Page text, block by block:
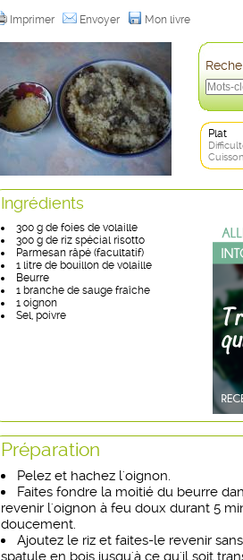
Imprimer Envoyer Mon livre
Plat
Ingrédients
300 g de foies de volaille
300 g de riz spécial risotto
Parmesan râpé (facultatif)
1 litre de bouillon de volaille
Beurre
1 branche de sauge fraîche
1 oignon
Sel, poivre
Préparation
Pelez et hachez l'oignon.
Faites fondre la moitié du beurre
revenir l'oignon à feu doux durant 5
doucement.
Ajoutez le riz et faites-le revenir
spatule en bois jusqu'à ce qu'il soit